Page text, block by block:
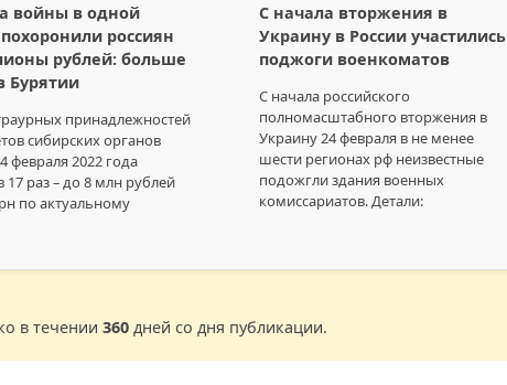
войны в одной
россиян
рублей: больше
Бурятии
принадлежностей
сибирских органов
февраля 2022 года
17 раз – до 8 млн рублей
по актуальному
С начала вторжения в
Украину в России участились
поджоги военкоматов
С начала российского
полномасштабного вторжения в
Украину 24 февраля в не менее
шести регионах рф неизвестные
подожгли здания военных
комиссариатов. Детали:
в течении 360 дней со дня публикации.